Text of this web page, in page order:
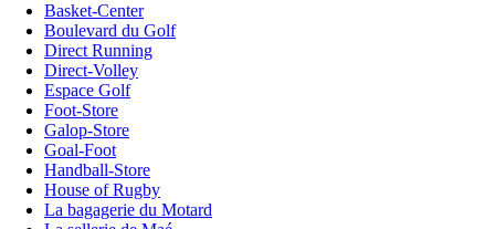
Basket-Center
Boulevard du Golf
Direct Running
Direct-Volley
Espace Golf
Foot-Store
Galop-Store
Goal-Foot
Handball-Store
House of Rugby
La bagagerie du Motard